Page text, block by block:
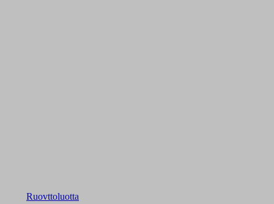
Ruovttoluotta